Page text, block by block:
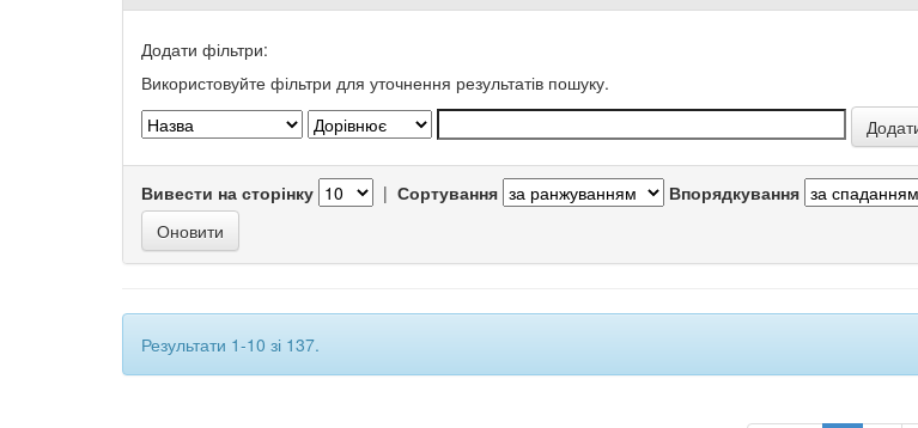
Додати фільтри:
Використовуйте фільтри для уточнення результатів пошуку.
Вивести на сторінку | Сортування Впорядкування
Результати 1-10 зі 137.